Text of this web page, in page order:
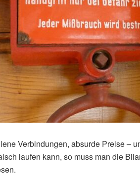
Verbindungen, absurde Preise –
laufen kann, so muss man die